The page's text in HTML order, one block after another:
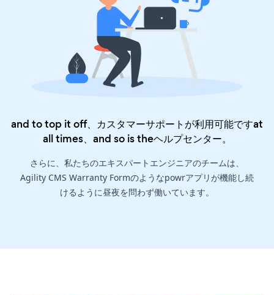
and to top it off、カスタマーサポートが利用可能ですat
all times、and so is theヘルプセンター。
さらに、私たちのエキスパートエンジニアのチームは、
Agility CMS Warranty Formのようなpowrアプリが機能し続
けるように昼夜を問わず働いています。